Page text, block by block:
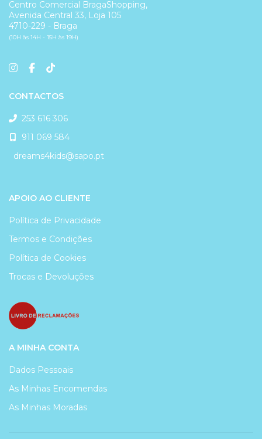
Centro Comercial BragaShopping,
Avenida Central 33, Loja 105
4710-229 - Braga
(10H às 14H - 15H às 19H)
CONTACTOS
253 616 306
911 069 584
dreams4kids@sapo.pt
APOIO AO CLIENTE
Política de Privacidade
Termos e Condições
Política de Cookies
Trocas e Devoluções
A MINHA CONTA
Dados Pessoais
As Minhas Encomendas
As Minhas Moradas